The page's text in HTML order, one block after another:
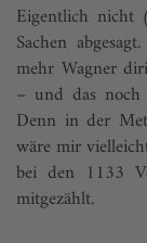
Eigentlich nicht
Sachen
mehr Wagner
– und das
Denn in der
wäre mir
bei den 1133
mitgezählt.